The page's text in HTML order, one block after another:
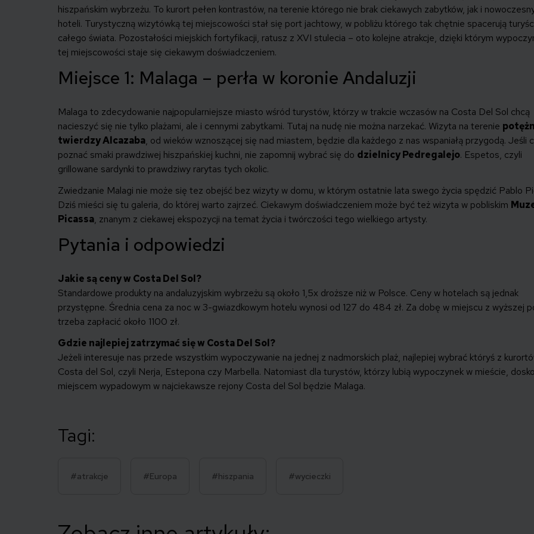
hiszpańskim wybrzeżu. To kurort pełen kontrastów, na terenie którego nie brak ciekawych zabytków, jak i
hoteli. Turystyczną wizytówką tej miejscowości stał się port jachtowy, w pobliżu którego tak chętnie spacerują
całego świata. Pozostałości miejskich fortyfikacji, ratusz z XVI stulecia – oto kolejne atrakcje, dzięki którym
tej miejscowości staje się ciekawym doświadczeniem.
Miejsce 1: Malaga – perła w koronie Andaluzji
Malaga to zdecydowanie najpopularniejsze miasto wśród turystów, którzy w trakcie wczasów na Costa Del Sol chcą
nacieszyć się nie tylko plażami, ale i cennymi zabytkami. Tutaj na nudę nie można narzekać. Wizyta na terenie
twierdzy Alcazaba, od wieków wznoszącej się nad miastem, będzie dla każdego z nas wspaniałą przygodą. Jeśli
poznać smaki prawdziwej hiszpańskiej kuchni, nie zapomnij wybrać się do dzielnicy Pedregalejo. Espetos, czyli
grillowane sardynki to prawdziwy rarytas tych okolic.
Zwiedzanie Malagi nie może się tez obejść bez wizyty w domu, w którym ostatnie lata swego życia spędzić Pablo
Dziś mieści się tu galeria, do której warto zajrzeć. Ciekawym doświadczeniem może być też wizyta w pobliskim
Picassa, znanym z ciekawej ekspozycji na temat życia i twórczości tego wielkiego artysty.
Pytania i odpowiedzi
Jakie są ceny w Costa Del Sol?
Standardowe produkty na andaluzyjskim wybrzeżu są około 1,5x droższe niż w Polsce. Ceny w hotelach są jednak
przystępne. Średnia cena za noc w 3-gwiazdkowym hotelu wynosi od 127 do 484 zł. Za dobę w miejscu z wyższej
trzeba zapłacić około 1100 zł.
Gdzie najlepiej zatrzymać się w Costa Del Sol?
Jeżeli interesuje nas przede wszystkim wypoczywanie na jednej z nadmorskich plaż, najlepiej wybrać któryś z
Costa del Sol, czyli Nerja, Estepona czy Marbella. Natomiast dla turystów, którzy lubią wypoczynek w mieście,
miejscem wypadowym w najciekawsze rejony Costa del Sol będzie Malaga.
Tagi:
#atrakcje #Europa #hiszpania #wycieczki